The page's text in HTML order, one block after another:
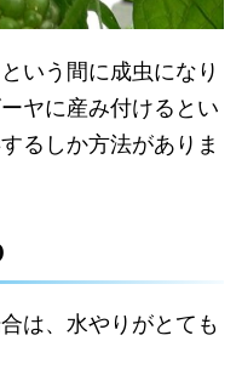
いう間に成虫になり
ヤに産み付けるとい
るしか方法がありま
は、水やりがとても